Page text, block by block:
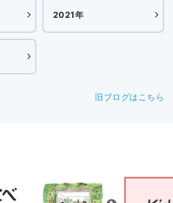
2021年
旧ブログはこちら